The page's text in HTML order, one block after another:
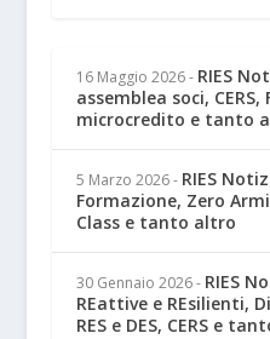
16 Maggio 2026 - RIES
assemblea soci,
microcredito e tanto
5 Marzo 2026 - RIES
Formazione, Zero
Class e tanto altro
30 Gennaio 2026 - RIES
REattive e REsilienti,
RES e DES, CERS e